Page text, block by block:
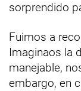
sorprendido
Fuimos a
Imaginaos la
manejable,
embargo, en